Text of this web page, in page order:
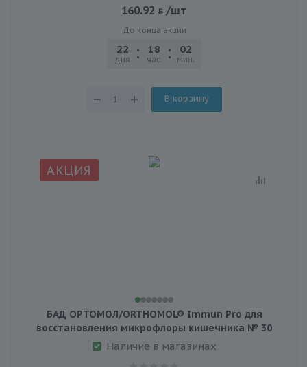
160.92 /шт
До конца акции
22
дня
18
час.
02
мин.
В корзину
АКЦИЯ
БАД ОРТОМОЛ/ORTHOMOL® Immun Pro для
восстановления микрофлоры кишечника № 30
Наличие в магазинах